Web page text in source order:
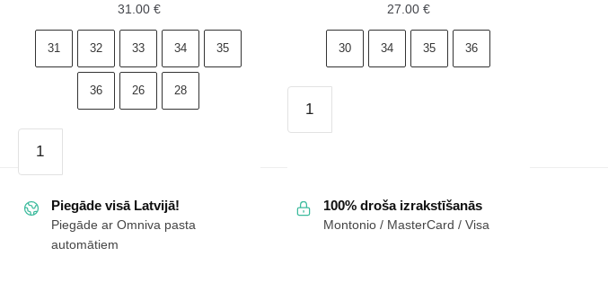
31.00 €
31 32 33 34 35
36 26 28
siltināti
zābaki
kažokādu
27.00 €
30 34 35 36
siltināti
kažokādu
Aurora,
Piegāde visā Latvijā!
Piegāde ar Omniva pasta
automātiem
100% droša izrakstīšanās
Montonio / MasterCard / Visa